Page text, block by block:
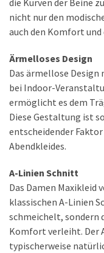
nicht nur den
auch den Komfort und
Ärmelloses Design
Das ärmellose Design
bei Indoor-
ermöglicht es dem
Diese Gestaltung ist
entscheidender
Abendkleides.
A-Linien Schnitt
Das Damen Maxikleid
klassischen A-Linien
schmeichelt, sondern
Komfort verleiht. Der
typischerweise